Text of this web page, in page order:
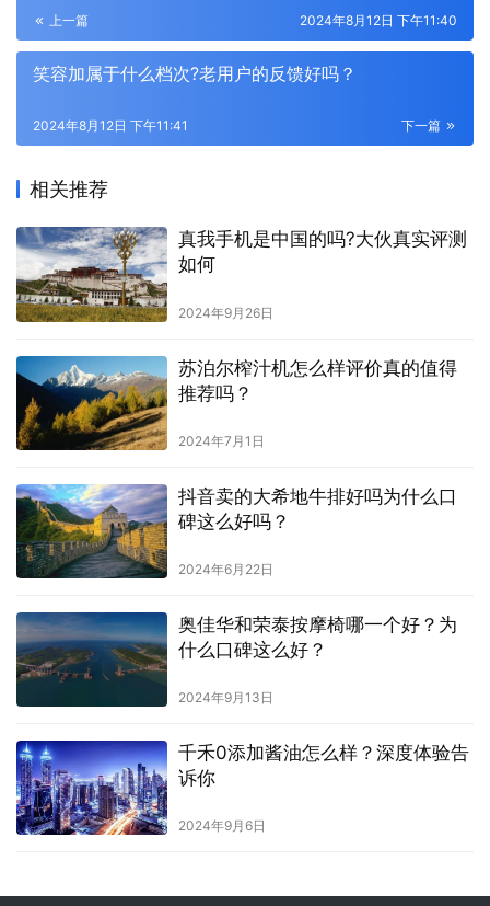
上一篇 2024年8月12日 下午11:40
笑容加属于什么档次?老用户的反馈好吗？
下一篇
2024年8月12日 下午11:41
相关推荐
真我手机是中国的吗?大伙真实评测
如何
2024年9月26日
苏泊尔榨汁机怎么样评价真的值得
推荐吗？
2024年7月1日
抖音卖的大希地牛排好吗为什么口
碑这么好吗？
2024年6月22日
奥佳华和荣泰按摩椅哪一个好？为
什么口碑这么好？
2024年9月13日
千禾0添加酱油怎么样？深度体验告
诉你
2024年9月6日